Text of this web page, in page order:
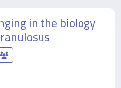
in the biology